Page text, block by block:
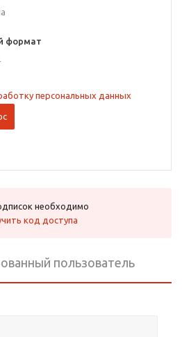
формат
персональных данных
необходимо
код доступа
пользователь